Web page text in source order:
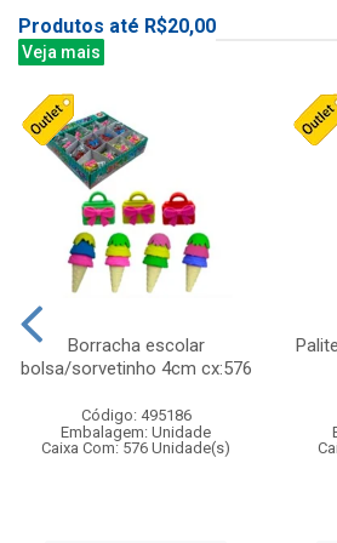
Produtos até R$20,00
Veja mais
Borracha escolar
bolsa/sorvetinho 4cm cx:576
Código: 495186
Embalagem: Unidade
Caixa Com: 576 Unidade(s)